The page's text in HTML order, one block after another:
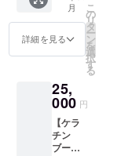
ト】の
割引率
に誤り
があり
まし
【ケラ
チン
ブース
ト＋ 10
個セッ
ト】、
月
詳細を見る
こ
の
リ
タ
ー
ン
を
選
択
す
る
25,
000 円
【ケラ
チン
ブース